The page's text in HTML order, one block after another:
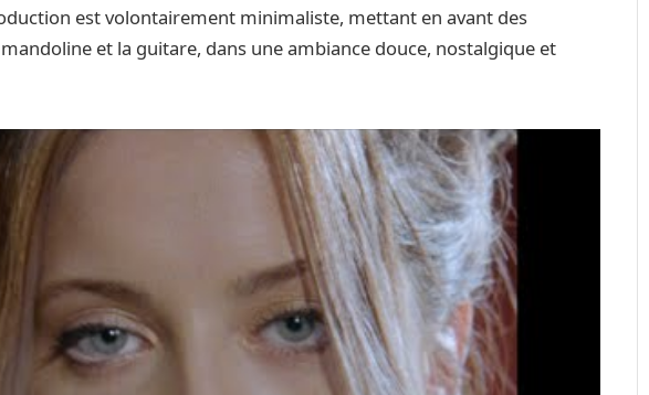
est volontairement minimaliste, mettant en avant des
et la guitare, dans une ambiance douce, nostalgique et